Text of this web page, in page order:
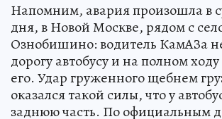
Напомним, авария произошла в
дня, в Новой Москве, рядом с
Ознобишино: водитель КамАЗа
дорогу автобусу и на полном
его. Удар груженного щебнем
оказался такой силы, что у
заднюю часть. По официальным